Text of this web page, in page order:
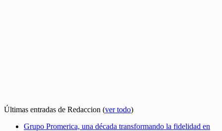
Últimas entradas de Redaccion (ver todo)
Grupo Promerica, una década transformando la fidelidad en